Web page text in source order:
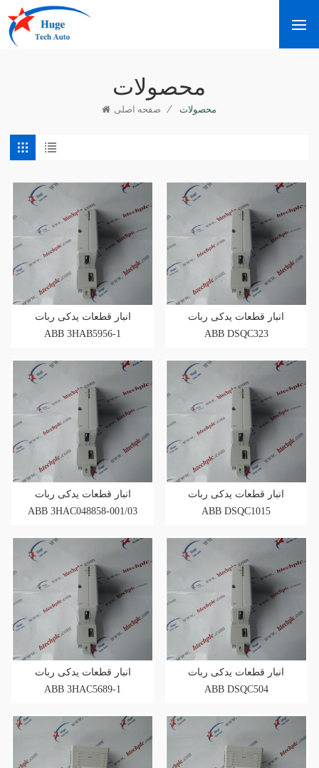
محصولات
صفحه اصلی / محصولات
انبار قطعات یدکی ربات
ABB 3HAB5956-1
انبار قطعات یدکی ربات
ABB DSQC323
انبار قطعات یدکی ربات
ABB 3HAC048858-001/03
انبار قطعات یدکی ربات
ABB DSQC1015
انبار قطعات یدکی ربات
ABB 3HAC5689-1
انبار قطعات یدکی ربات
ABB DSQC504